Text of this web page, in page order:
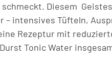
Diesem
intensives Tüfteln,
Rezeptur mit
Tonic Water